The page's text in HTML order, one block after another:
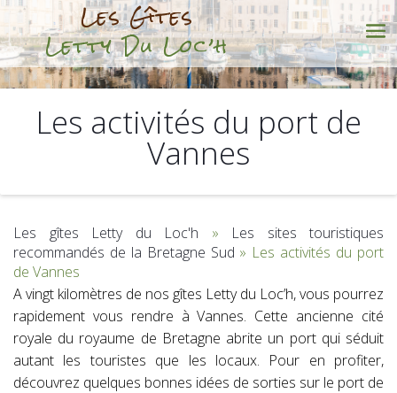
Les Gîtes
Letty Du Loc’h
Les activités du port de
Vannes
Les gîtes Letty du Loc'h » Les sites touristiques
recommandés de la Bretagne Sud » Les activités du port
de Vannes
A vingt kilomètres de nos gîtes Letty du Loc’h, vous pourrez
rapidement vous rendre à Vannes. Cette ancienne cité
royale du royaume de Bretagne abrite un port qui séduit
autant les touristes que les locaux. Pour en profiter,
découvrez quelques bonnes idées de sorties sur le port de